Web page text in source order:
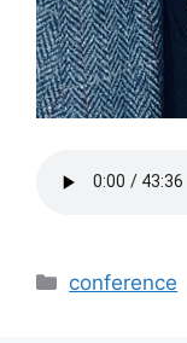
Catégories
conference